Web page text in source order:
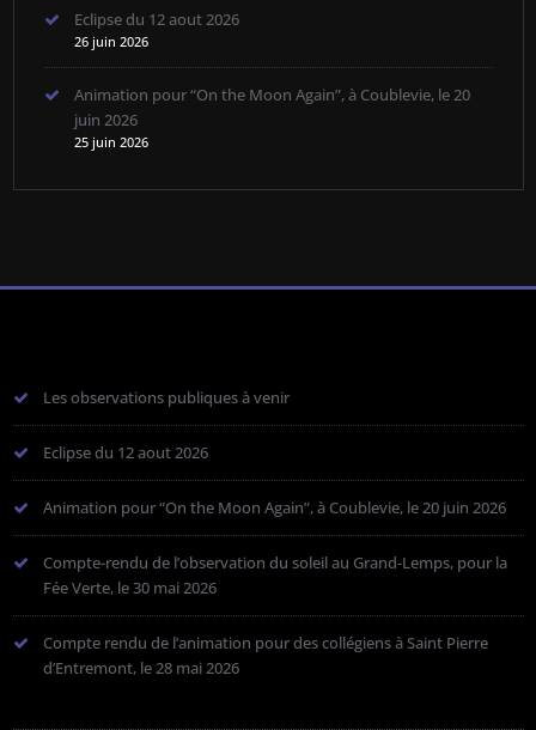
Eclipse du 12 aout 2026
26 juin 2026
Animation pour “On the Moon Again”, à Coublevie, le 20
juin 2026
25 juin 2026
Les observations publiques à venir
Eclipse du 12 aout 2026
Animation pour “On the Moon Again”, à Coublevie, le 20 juin 2026
Compte-rendu de l’observation du soleil au Grand-Lemps, pour la
Fée Verte, le 30 mai 2026
Compte rendu de l’animation pour des collégiens à Saint Pierre
d’Entremont, le 28 mai 2026